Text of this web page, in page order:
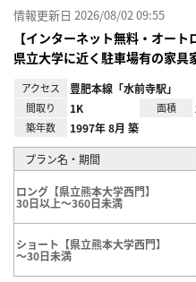
情報更新日 2026/08/02 09:55
【インターネット無料・オー
県立大学に近く駐車場有の家具
アクセス 豊肥本線「水前寺駅」
間取り 1K 面積
築年数 1997年 8月 築
プラン名・期間
ロング【県立熊本大学西門】
30日以上～360日未満
ショート【県立熊本大学西門】
～30日未満